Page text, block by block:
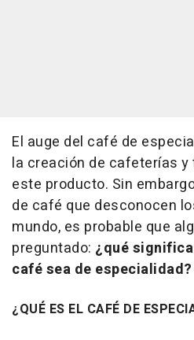
El auge del café de
la creación de cafeterías
este producto. Sin
de café que desconocen
mundo, es probable que
preguntado: ¿qué
café sea de especialidad?
¿QUÉ ES EL CAFÉ DE